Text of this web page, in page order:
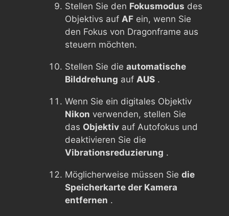
Stellen Sie den Fokusmodus des
Objektivs auf AF ein, wenn Sie
den Fokus von Dragonframe aus
steuern möchten.
Stellen Sie die automatische
Bilddrehung auf AUS .
Wenn Sie ein digitales Objektiv
Nikon verwenden, stellen Sie
das Objektiv auf Autofokus und
deaktivieren Sie die
Vibrationsreduzierung .
Möglicherweise müssen Sie die
Speicherkarte der Kamera
entfernen .